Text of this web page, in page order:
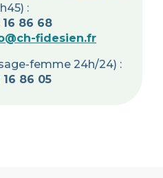
:
86 68
fidesien.fr
femme 24h/24) :
86 05